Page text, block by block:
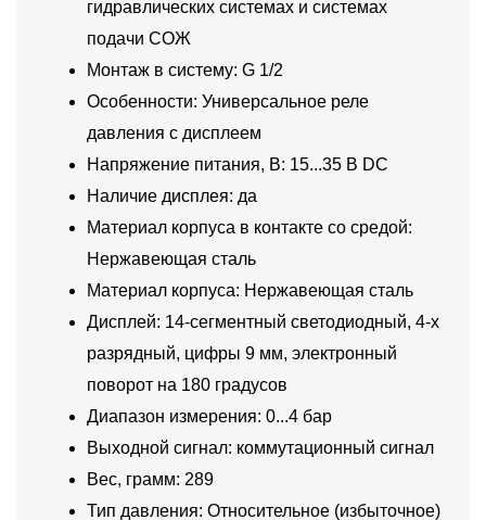
гидравлических системах и системах
подачи СОЖ
Монтаж в систему: G 1/2
Особенности: Универсальное реле
давления с дисплеем
Напряжение питания, В: 15...35 В DC
Наличие дисплея: да
Материал корпуса в контакте со средой:
Нержавеющая сталь
Материал корпуса: Нержавеющая сталь
Дисплей: 14-сегментный светодиодный, 4-х
разрядный, цифры 9 мм, электронный
поворот на 180 градусов
Диапазон измерения: 0...4 бар
Выходной сигнал: коммутационный сигнал
Вес, грамм: 289
Тип давления: Относительное (избыточное)